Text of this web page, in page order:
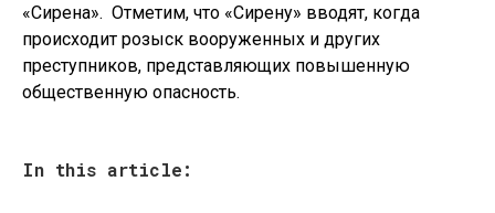
«Сирена». Отметим, что «Сирену» вводят, когда
происходит розыск вооруженных и других
преступников, представляющих повышенную
общественную опасность.
In this article: